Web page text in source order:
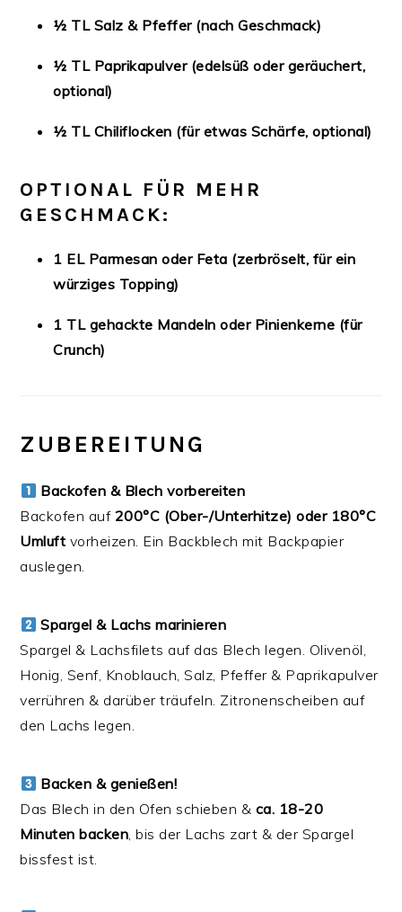
½ TL Salz & Pfeffer (nach Geschmack)
½ TL Paprikapulver (edelsüß oder geräuchert,
optional)
½ TL Chiliflocken (für etwas Schärfe, optional)
OPTIONAL FÜR MEHR
GESCHMACK:
1 EL Parmesan oder Feta (zerbröselt, für ein
würziges Topping)
1 TL gehackte Mandeln oder Pinienkerne (für
Crunch)
ZUBEREITUNG
Backofen & Blech vorbereiten
Backofen auf 200°C (Ober-/Unterhitze) oder 180°C
Umluft vorheizen. Ein Backblech mit Backpapier
auslegen.
Spargel & Lachs marinieren
Spargel & Lachsfilets auf das Blech legen. Olivenöl,
Honig, Senf, Knoblauch, Salz, Pfeffer & Paprikapulver
verrühren & darüber träufeln. Zitronenscheiben auf
den Lachs legen.
Backen & genießen!
Das Blech in den Ofen schieben & ca. 18-20
Minuten backen, bis der Lachs zart & der Spargel
bissfest ist.